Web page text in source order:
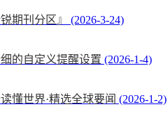
期刊分区』
(2026-3-24)
的自定义提醒设置 (2026-1-4)
懂世界·精选全球要闻 (2026-1-2)